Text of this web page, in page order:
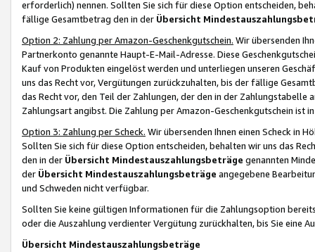
erforderlich) nennen. Sollten Sie sich für diese Option entscheiden,
fällige Gesamtbetrag den in der Übersicht
Option 2: Zahlung per Amazon-Geschenkgutschein. Wir übersenden
Partnerkonto genannte Haupt-E-Mail-Adresse. Diese
Kauf von Produkten eingelöst werden und unterliegen unseren
uns das Recht vor, Vergütungen zurückzuhalten, bis der fällige
das Recht vor, den Teil der Zahlungen, der den in der
Zahlungsart angibst. Die Zahlung per Amazon-Geschenkgutschein ist
Option 3: Zahlung per Scheck. Wir übersenden Ihnen einen Scheck in
Sollten Sie sich für diese Option entscheiden, behalten wir uns das
den in der Übersicht Mindestauszahlungsbeträge genannten
der Übersicht Mindestauszahlungsbeträge angegebene
und Schweden nicht verfügbar.
Sollten Sie keine gültigen Informationen für die Zahlungsoption
oder die Auszahlung verdienter Vergütung zurückhalten, bis Sie
Übersicht Mindestauszahlungsbeträge